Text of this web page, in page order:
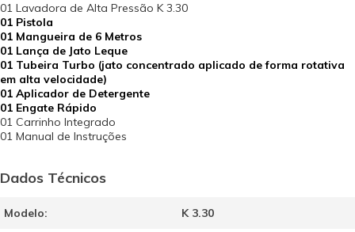
01 Lavadora de Alta Pressão K 3.30
01 Pistola
01 Mangueira de 6 Metros
01 Lança de Jato Leque
01 Tubeira Turbo (jato concentrado aplicado de forma rotativa
em alta velocidade)
01 Aplicador de Detergente
01 Engate Rápido
01 Carrinho Integrado
01 Manual de Instruções
Dados Técnicos
Modelo: K 3.30